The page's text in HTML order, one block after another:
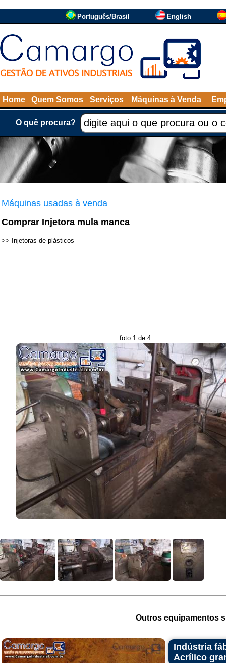
Português/Brasil English
Home Quem Somos Serviços Máquinas à Venda
O quê procura?
Máquinas usadas à venda
Comprar Injetora mula manca
>> Injetoras de plásticos
foto 1 de 4
Outros equipamentos
Indústria
Acrílico